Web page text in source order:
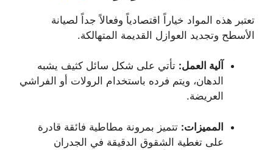
تعتبر هذه المواد خياراً اقتصادياً وفعالاً جداً لصيانة
الأسطح وتجديد العوازل القديمة المتهالكة.
آلية العمل: تأتي على شكل سائل كثيف يشبه
الدهان، ويتم فرده باستخدام الرولات أو الفراشي
العريضة.
المميزات: تتميز بمرونة مطاطية فائقة قادرة
على تغطية الشقوق الدقيقة في الجدران